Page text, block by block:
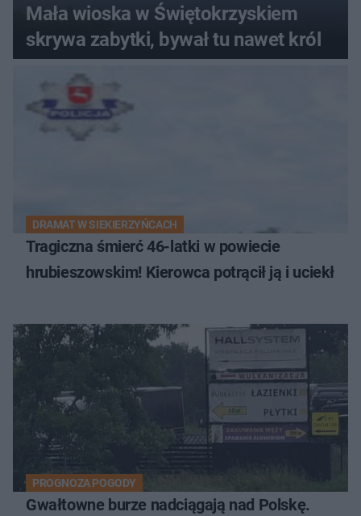
Mała wioska w Świętokrzyskiem
skrywa zabytki, bywał tu nawet król
DRAMAT W SIEKIERZYŃCACH
Tragiczna śmierć 46-latki w powiecie
hrubieszowskim! Kierowca potrącił ją i uciekł
PROGNOZA POGODY
Gwałtowne burze nadciągają nad Polskę.